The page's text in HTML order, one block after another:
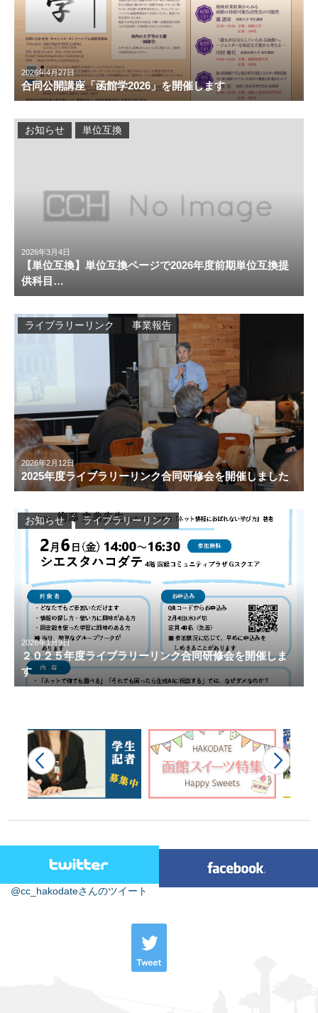
2026年4月27日
合同公開講座「函館学2026」を開催します
2026年3月4日
【単位互換】単位互換ページで2026年度前期単位互換提
供科目…
お知らせ 単位互換
2026年2月12日
2025年度ライブラリーリンク合同研修会を開催しました
ライブラリーリンク 事業報告
2026年1月9日
２０２５年度ライブラリーリンク合同研修会を開催しま
す
お知らせ ライブラリーリンク
@cc_hakodateさんのツイート